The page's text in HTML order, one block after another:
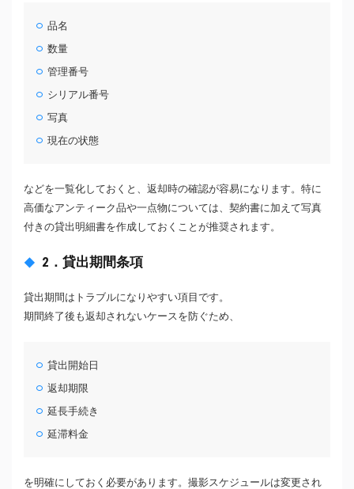
品名
数量
管理番号
シリアル番号
写真
現在の状態
などを一覧化しておくと、返却時の確認が容易になります。特に
高価なアンティーク品や一点物については、契約書に加えて写真
付きの貸出明細書を作成しておくことが推奨されます。
2．貸出期間条項
貸出期間はトラブルになりやすい項目です。
期間終了後も返却されないケースを防ぐため、
貸出開始日
返却期限
延長手続き
延滞料金
を明確にしておく必要があります。撮影スケジュールは変更され